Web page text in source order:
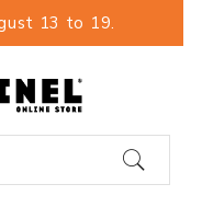
13 to 19.